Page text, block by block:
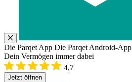
Die Parqet App Die Parqet Android-App
Dein Vermögen immer dabei
4,7
Jetzt öffnen